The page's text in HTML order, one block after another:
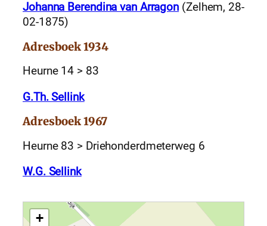
Johanna Berendina van Arragon (Zelhem, 28-
02-1875)
Adresboek 1934
Heurne 14 > 83
G.Th. Sellink
Adresboek 1967
Heurne 83 > Driehonderdmeterweg 6
W.G. Sellink
+